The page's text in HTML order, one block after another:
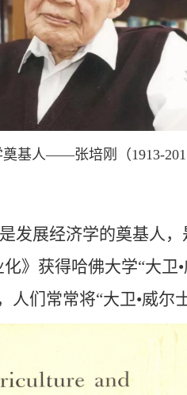
基人——张培刚（1913-
发展经济学的奠基人
》获得哈佛大学“大卫
们常常将“大卫•威尔